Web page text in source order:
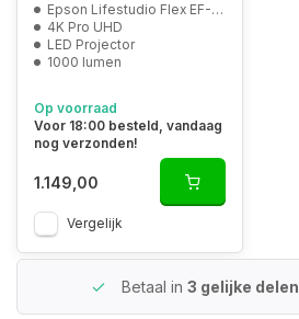
Epson Lifestudio Flex EF-72 Eik
4K Pro UHD
LED Projector
1000 lumen
Op voorraad
Voor 18:00 besteld, vandaag
nog verzonden!
1.149,00
Vergelijk
Betaal in 3 gelijke delen